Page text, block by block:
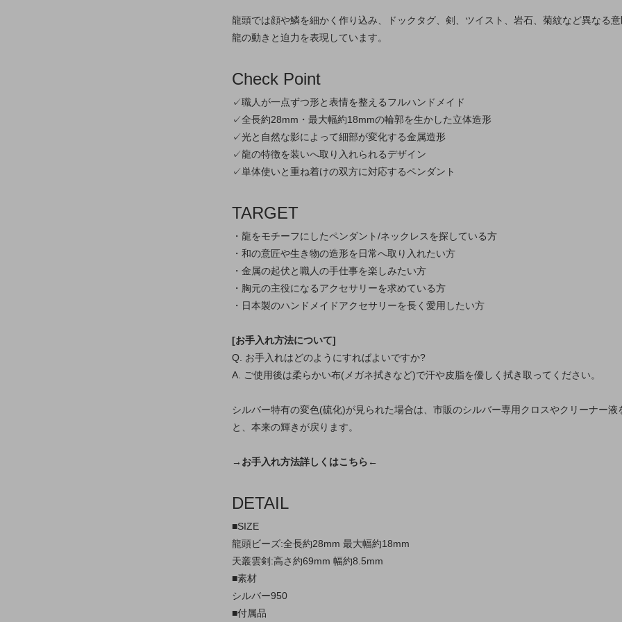
龍頭では顔や鱗を細かく作り込み、ドックタグ、剣、ツイスト、岩石、菊紋など異なる
龍の動きと迫力を表現しています。
Check Point
✓職人が一点ずつ形と表情を整えるフルハンドメイド
✓全長約28mm・最大幅約18mmの輪郭を生かした立体造形
✓光と自然な影によって細部が変化する金属造形
✓龍の特徴を装いへ取り入れられるデザイン
✓単体使いと重ね着けの双方に対応するペンダント
TARGET
・龍をモチーフにしたペンダント/ネックレスを探している方
・和の意匠や生き物の造形を日常へ取り入れたい方
・金属の起伏と職人の手仕事を楽しみたい方
・胸元の主役になるアクセサリーを求めている方
・日本製のハンドメイドアクセサリーを長く愛用したい方
[お手入れ方法について]
Q. お手入れはどのようにすればよいですか?
A. ご使用後は柔らかい布(メガネ拭きなど)で汗や皮脂を優しく拭き取ってください。
シルバー特有の変色(硫化)が見られた場合は、市販のシルバー専用クロスやクリーナー液
と、本来の輝きが戻ります。
→お手入れ方法詳しくはこちら←
DETAIL
■SIZE
龍頭ビーズ:全長約28mm 最大幅約18mm
天叢雲剣:高さ約69mm 幅約8.5mm
■素材
シルバー950
■付属品